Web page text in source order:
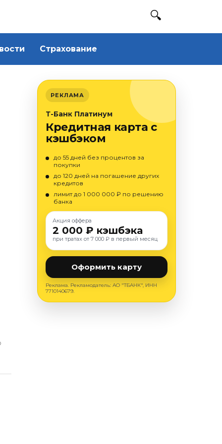
Страхование
РЕКЛАМА
Т-Банк Платинум
Кредитная карта с
кэшбэком
до 55 дней без процентов за
покупки
до 120 дней на погашение других
кредитов
лимит до 1 000 000 ₽ по решению
банка
Акция оффера
2 000 ₽ кэшбэка
при тратах от 7 000 ₽ в первый месяц
Оформить карту
Реклама. Рекламодатель: АО "ТБАНК", ИНН
7710140679.